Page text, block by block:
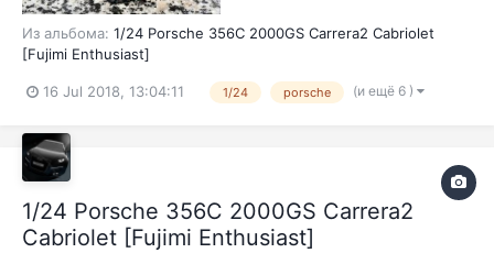
Из альбома: 1/24 Porsche 356C 2000GS Carrera2 Cabriolet
[Fujimi Enthusiast]
16 Jul 2018, 13:04:11 1/24 porsche (и ещё 6 )
1/24 Porsche 356C 2000GS Carrera2
Cabriolet [Fujimi Enthusiast]